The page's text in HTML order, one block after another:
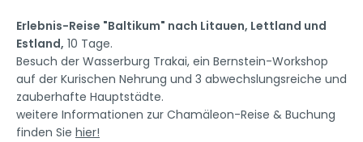
Erlebnis-Reise "Baltikum" nach Litauen, Lettland und
Estland, 10 Tage.
Besuch der Wasserburg Trakai, ein Bernstein-Workshop
auf der Kurischen Nehrung und 3 abwechslungsreiche und
zauberhafte Hauptstädte.
weitere Informationen zur Chamäleon-Reise & Buchung
finden Sie hier!